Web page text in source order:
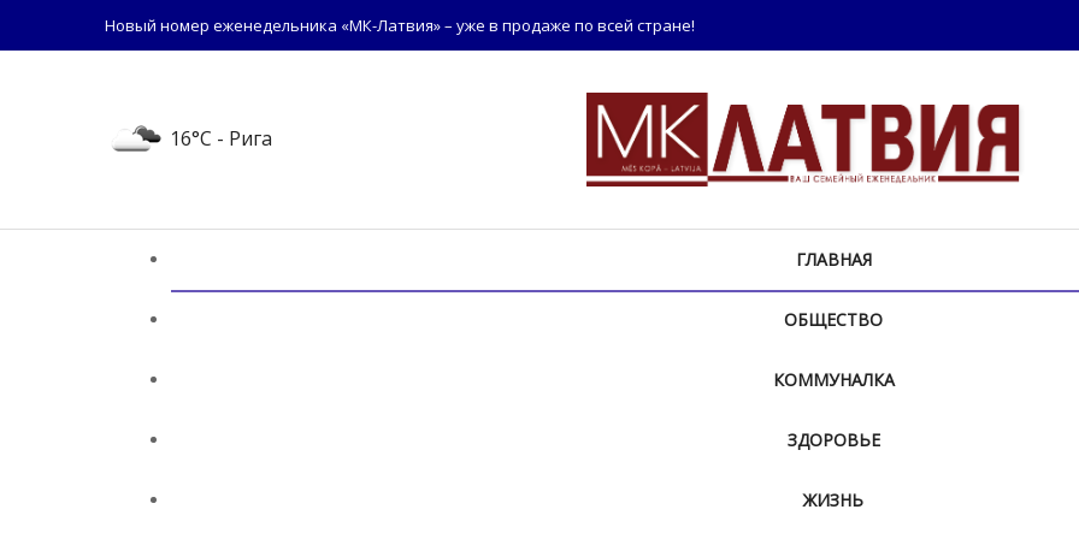
Новый номер еженедельника «МК-Латвия» – уже в продаже по всей стране!
16°C - Рига
ГЛАВНАЯ
ОБЩЕСТВО
КОММУНАЛКА
ЗДОРОВЬЕ
ЖИЗНЬ